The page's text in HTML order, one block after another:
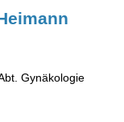
Gynäkologie